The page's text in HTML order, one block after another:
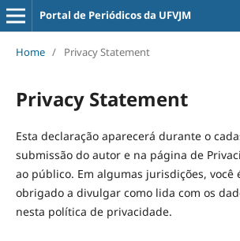
Portal de Periódicos da UFVJM
Home / Privacy Statement
Privacy Statement
Esta declaração aparecerá durante o
submissão do autor e na página de
ao público. Em algumas jurisdições, você
obrigado a divulgar como lida com os
nesta política de privacidade.